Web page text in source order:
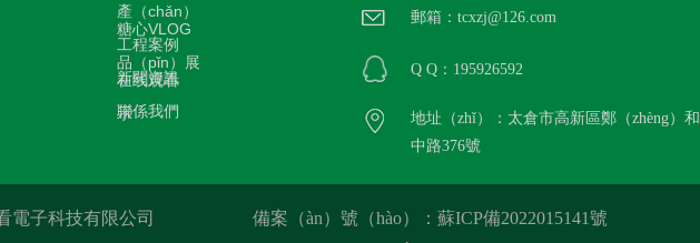
糖心VLOG
在线观看
產（chǎn）
品（pǐn）展
示
工程案例
新聞資訊
聯係我們
郵箱：tcxzj@126.com
Q Q：195926592
地址（zhǐ）：太倉市高新區鄭（zhèng）和
中路376號
電子科技有限公司
備案（àn）號（hào）：蘇ICP備2022015141號